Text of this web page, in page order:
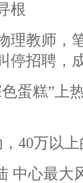
根
理教师，
停招聘，
蛋糕”上
40万以
中心最大